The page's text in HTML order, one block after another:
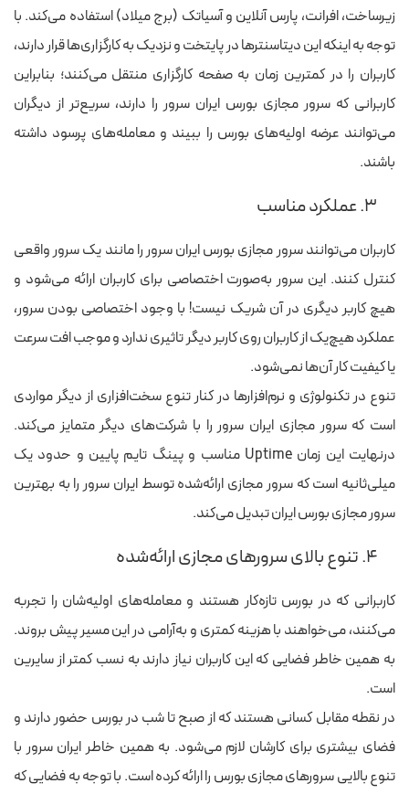
زیرساخت، افرانت، پارس آنلاین و آسیاتک (برج میلاد) استفاده می‌کند. با
توجه به اینکه این دیتاسنترها در پایتخت و نزدیک به کارگزاری‌ها قرار دارند،
کاربران را در کمترین زمان به صفحه کارگزاری منتقل می‌کنند؛ بنابراین
کاربرانی که سرور مجازی بورس ایران سرور را دارند، سریع‌تر از دیگران
می‌توانند عرضه اولیه‌های بورس را ببیند و معامله‌های پرسود داشته
باشند.
۳. عملکرد مناسب
کاربران می‌توانند سرور مجازی بورس ایران سرور را مانند یک سرور واقعی
کنترل کنند. این سرور به‌صورت اختصاصی برای کاربران ارائه می‌شود و
هیچ کاربر دیگری در آن شریک نیست! با وجود اختصاصی بودن سرور،
عملکرد هیچ‌یک از کاربران روی کاربر دیگر تاثیری ندارد و موجب افت سرعت
یا کیفیت کار آن‌ها نمی‌شود.
تنوع در تکنولوژی و نرم‌افزارها در کنار تنوع سخت‌افزاری از دیگر مواردی
است که سرور مجازی ایران سرور را با شرکت‌های دیگر متمایز می‌کند.
درنهایت این زمان Uptime مناسب و پینگ تایم پایین و حدود یک
میلی‌ثانیه است که سرور مجازی ارائه‌شده توسط ایران سرور را به بهترین
سرور مجازی بورس ایران تبدیل می‌کند.
۴. تنوع بالای سرورهای مجازی ارائه‌شده
کاربرانی که در بورس تازه‌کار هستند و معامله‌های اولیه‌شان را تجربه
می‌کنند، می‌خواهند با هزینه کمتری و به‌آرامی در این مسیر پیش بروند.
به همین خاطر فضایی که این کاربران نیاز دارند به نسب کمتر از سایرین
است.
در نقطه مقابل کسانی هستند که از صبح تا شب در بورس حضور دارند و
فضای بیشتری برای کارشان لازم می‌شود. به همین خاطر ایران سرور با
تنوع بالایی سرورهای مجازی بورس را ارائه کرده است. با توجه به فضایی که